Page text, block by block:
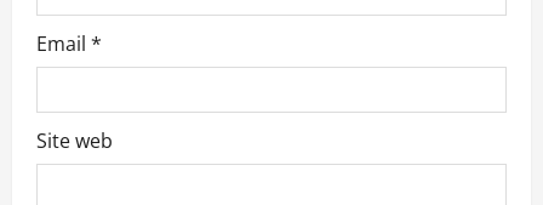
Email *
Site web